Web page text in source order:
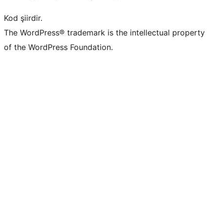
Kod şiirdir.
The WordPress® trademark is the intellectual property
of the WordPress Foundation.